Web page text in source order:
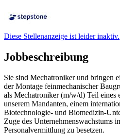
Diese Stellenanzeige ist leider inaktiv.
Jobbeschreibung
Sie sind Mechatroniker und bringen
der Montage feinmechanischer
als Mechatroniker (m/w/d) Teil eines
unserem Mandanten, einem
Biotechnologie- und Biomedizin-
Zuge des Unternehmenswachstums
Personalvermittlung zu besetzen.